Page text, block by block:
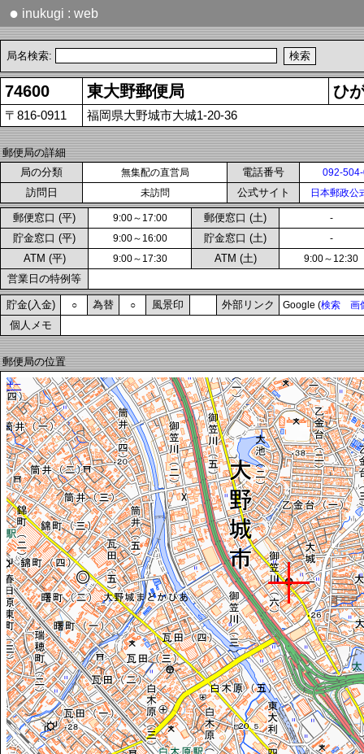
● inukugi : web
局名検索:
74600 東大野郵便局 ひ
〒816-0911 福岡県大野城市大城1-20-36
郵便局の詳細
局の分類
無集配の直営局 電話番号 092-
訪問日 未訪問 公式サイト 日本郵政公
郵便窓口 (平) 9:00～17:00 郵便窓口 (土) -
貯金窓口 (平) 9:00～16:00 貯金窓口 (土) -
ATM (平) 9:00～17:30 ATM (土) 9:00～12:30
営業日の特例等
貯金(入金) ○ 為替 ○ 風景印 外部リンク Google (検索 画
個人メモ
郵便局の位置